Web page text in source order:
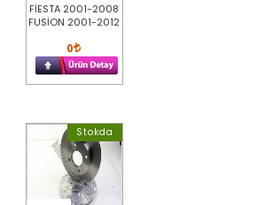
FİESTA 2001-2008
FUSİON 2001-2012
0
Stokda